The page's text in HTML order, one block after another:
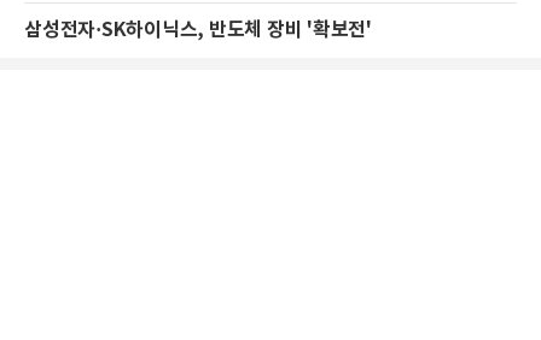
삼성전자·SK하이닉스, 반도체 장비 '확보전'